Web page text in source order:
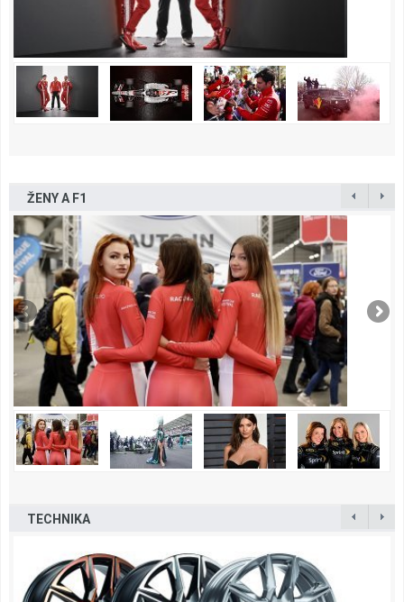
ŽENY A F1
TECHNIKA